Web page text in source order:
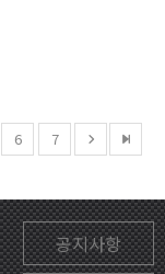
6 7
공지사항